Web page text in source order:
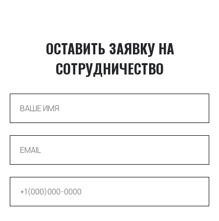
ОСТАВИТЬ ЗАЯВКУ НА
СОТРУДНИЧЕСТВО